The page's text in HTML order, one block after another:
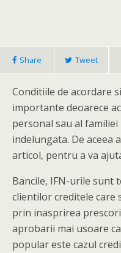
Share Tweet
Conditiile de acordare
importante deoarece
personal sau al
indelungata. De aceea
articol, pentru a va
Bancile, IFN-urile sunt
clientilor creditele care
prin inasprirea
aprobarii mai usoare
popular este cazul